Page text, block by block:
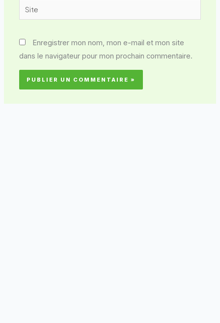
Site
Enregistrer mon nom, mon e-mail et mon site
dans le navigateur pour mon prochain commentaire.